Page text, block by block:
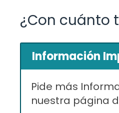
¿Con cuánto
Información
Pide más
nuestra página